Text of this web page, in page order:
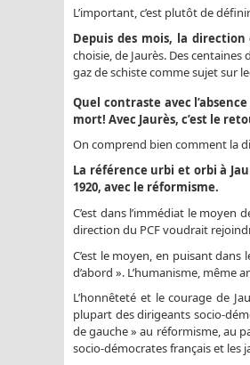
L’important, c’est plutôt de
Depuis des mois, la
choisie, de Jaurès. Des
gaz de schiste comme sujet sur
Quel contraste avec
mort! Avec Jaurès, c’est le
On comprend bien comment la
La référence urbi et orbi à
1920, avec le réformisme.
C’est dans l’immédiat le moyen
direction du PCF voudrait
C’est le moyen, en puisant
d’abord ». L’humanisme, même
L’honnêteté et le courage de
plupart des dirigeants socio-
de gauche » au réformisme, au
socio-démocrates français et les